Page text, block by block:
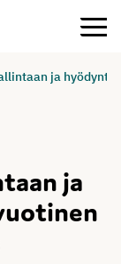
Valikko
ja
ja